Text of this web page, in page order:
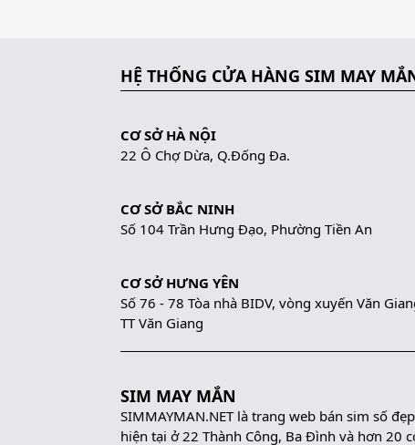
HỆ THỐNG CỬA HÀNG SIM MAY
CƠ SỞ HÀ NỘI
22 Ô Chợ Dừa, Q.Đống Đa.
CƠ SỞ BẮC NINH
Số 104 Trần Hưng Đạo, Phường Tiền An
CƠ SỞ HƯNG YÊN
Số 76 - 78 Tòa nhà BIDV, vòng xuyến Văn
TT Văn Giang
SIM MAY MẮN
SIMMAYMAN.NET là trang web bán sim số
hiện tại ở 22 Thành Công, Ba Đình và hơn 20